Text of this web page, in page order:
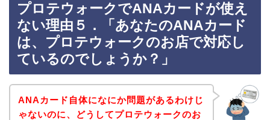
プロテウォークでANAカードが使え
ない理由５．「あなたのANAカード
は、プロテウォークのお店で対応し
ているのでしょうか？」
ANAカード自体になにか問題があるわけじ
ゃないのに、どうしてプロテウォークのお